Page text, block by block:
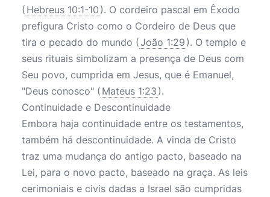
( Hebreus 10:1-10 ). O cordeiro pascal em Êxodo
prefigura Cristo como o Cordeiro de Deus que
tira o pecado do mundo (João 1:29 ). O templo e
seus rituais simbolizam a presença de Deus com
Seu povo, cumprida em Jesus, que é Emanuel,
"Deus conosco" ( Mateus 1:23 ).
Continuidade e Descontinuidade
Embora haja continuidade entre os testamentos,
também há descontinuidade. A vinda de Cristo
traz uma mudança do antigo pacto, baseado na
Lei, para o novo pacto, baseado na graça. As leis
cerimoniais e civis dadas a Israel são cumpridas